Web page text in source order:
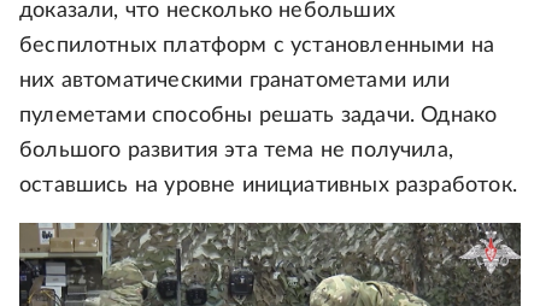
доказали, что несколько небольших
беспилотных платформ с установленными на
них автоматическими гранатометами или
пулеметами способны решать задачи. Однако
большого развития эта тема не получила,
оставшись на уровне инициативных разработок.